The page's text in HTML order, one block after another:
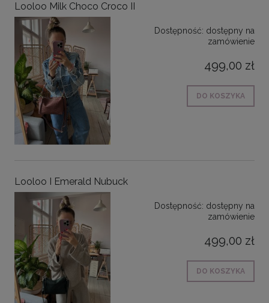
Looloo Milk Choco Croco II
Dostępność: dostępny na
zamówienie
499,00 zł
DO KOSZYKA
Looloo I Emerald Nubuck
Dostępność: dostępny na
zamówienie
499,00 zł
DO KOSZYKA